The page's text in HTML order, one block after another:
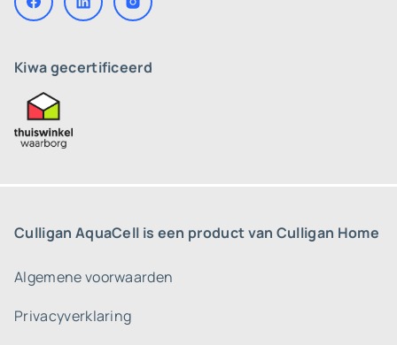
Kiwa gecertificeerd
Culligan AquaCell is een product van Culligan Home
Algemene voorwaarden
Privacyverklaring